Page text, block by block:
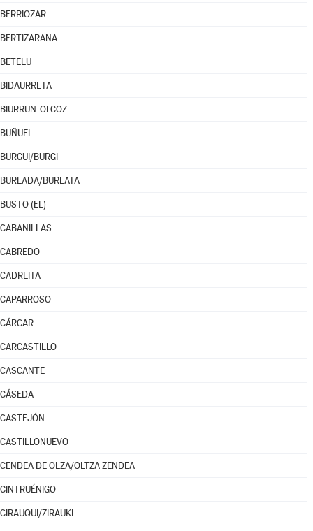
BERRIOZAR
BERTIZARANA
BETELU
BIDAURRETA
BIURRUN-OLCOZ
BUÑUEL
BURGUI/BURGI
BURLADA/BURLATA
BUSTO (EL)
CABANILLAS
CABREDO
CADREITA
CAPARROSO
CÁRCAR
CARCASTILLO
CASCANTE
CÁSEDA
CASTEJÓN
CASTILLONUEVO
CENDEA DE OLZA/OLTZA ZENDEA
CINTRUÉNIGO
CIRAUQUI/ZIRAUKI